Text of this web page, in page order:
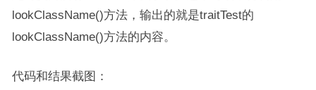
lookClassName()方法，输出的就是traitTest的
lookClassName()方法的内容。
代码和结果截图：